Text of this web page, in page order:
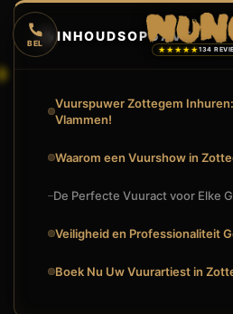
BEL
★★★★★134
🔥INHOUDSOPGAVE
Vuurspuwer Zottegem
Vlammen!
Waarom een Vuurshow in
De Perfecte Vuuract voor Elke
Veiligheid en Professionaliteit
Boek Nu Uw Vuurartiest in